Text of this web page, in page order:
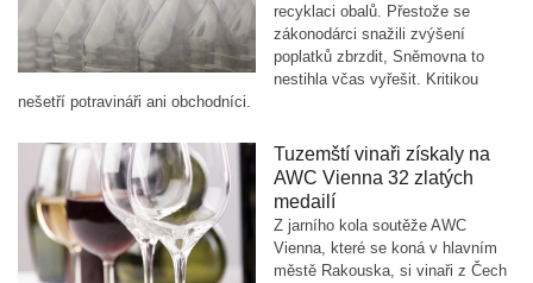
recyklaci obalů. Přestože se
zákonodárci snažili zvýšení
poplatků zbrzdit, Sněmovna to
nestihla včas vyřešit. Kritikou
nešetří potravináři ani obchodníci.
Tuzemští vinaři získaly na
AWC Vienna 32 zlatých
medailí
Z jarního kola soutěže AWC
Vienna, které se koná v hlavním
městě Rakouska, si vinaři z Čech